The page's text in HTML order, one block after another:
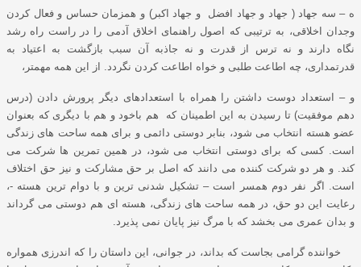
ه – سه جهاد ( جهاد و جهاد افضل و جهاد اکبر) و همزمان حساس و فعال کردن
وجدان اخلاقی، به ترتیبی که اصول راهنمای اخلاق آدمی را در راست راه رشد
نگاه دارند و نه ترس از قدرت و نه جاذبه آن سبب بازگشت به اعتیاد به
قدرتمداری، چه اطاعت طلبی و خواه اطاعت کردن نگردد. از این همه مهمتر،
و – استعداد دوست داشتن را همراه با استعدادهای دیگر پرورش دادن (درس
دهم موفقیت) تا رسیدن به این اطمینان که هم باخود و هم با دیگری که بعنوان
عضو هسته انتخاب می شود، بنابر دوستی دائمی و برای همه ساحت های زندگی
است. کسی که برای دوستی انتخاب می شود، در همین تمرین ها شرکت می
کند. و هر دو شرکت کننده می دانند که اصل بر حق مشارکت و نیز حق اختلاف
است. اگر نفر دوم همسر است – تشکیل شدنی ترین و با دوام ترین هسته -،
رعایت این دو حق، در همه ساحت های زندگی، هسته ای هم دوستی می گرداند
و بدان عمری می بخشد که با مرگ نیز پایان نمی پذیرد.
خواننده گرامی بجاست که بداند، در جوانی، این داستان را که اندرزی همواره